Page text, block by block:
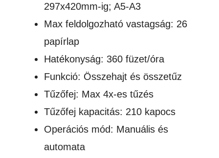
297x420mm-ig; A5-A3
Max feldolgozható vastagság: 26
papírlap
Hatékonyság: 360 füzet/óra
Funkció: Összehajt és összetűz
Tűzőfej: Max 4x-es tűzés
Tűzőfej kapacitás: 210 kapocs
Operációs mód: Manuális és
automata